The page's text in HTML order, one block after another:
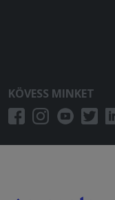
KÖVESS MINKET